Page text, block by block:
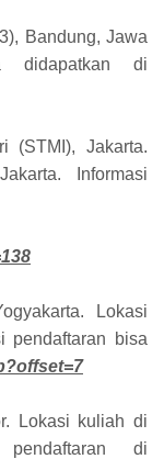
Bandung, Jawa
didapatkan di
(STMI), Jakarta.
Informasi
Lokasi
pendaftaran bisa
Lokasi kuliah di
di